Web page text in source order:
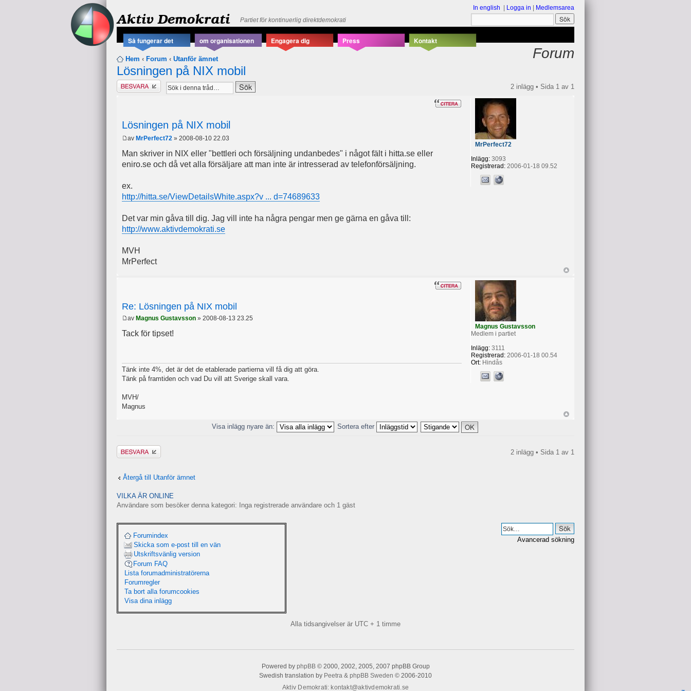
Aktiv Demokrati Partiet för kontinuerlig direktdemokrati
Medlemsarea
Logga in
In english
Så fungerar det om organisationen Engagera dig Press Kontakt
Forum
Hem ‹ Forum ‹ Utanför ämnet
Lösningen på NIX mobil
Besvara 2 inlägg • Sida 1 av 1
Lösningen på NIX mobil
av MrPerfect72 » 2008-08-10 22.03
Man skriver in NIX eller "bettleri och försäljning undanbedes" i något fält i hitta.se eller
eniro.se och då vet alla försäljare att man inte är intresserad av telefonförsäljning.
ex.
http://hitta.se/ViewDetailsWhite.aspx?v ... d=74689633
Det var min gåva till dig. Jag vill inte ha några pengar men ge gärna en gåva till:
http://www.aktivdemokrati.se
MVH
MrPerfect
MrPerfect72
Inlägg:3093
Registrerad:2006-01-18 09.52
Re: Lösningen på NIX mobil
av Magnus Gustavsson » 2008-08-13 23.25
Tack för tipset!
Tänk inte 4%, det är det de etablerade partierna vill få dig att göra.
Tänk på framtiden och vad Du vill att Sverige skall vara.
MVH/
Magnus
Magnus Gustavsson
Medlem i partiet
Inlägg:3111
Registrerad:2006-01-18 00.54
Ort:Hindås
Visa inlägg nyare än: Sortera efter
Besvara 2 inlägg • Sida 1 av 1
Återgå till Utanför ämnet
VILKA ÄR ONLINE
Användare som besöker denna kategori: Inga registrerade användare och 1 gäst
Avancerad sökning
Forumindex
Skicka som e-post till en vän
Utskriftsvänlig version
Forum FAQ
Lista forumadministratörerna
Forumregler
Ta bort alla forumcookies
Visa dina inlägg
Alla tidsangivelser är UTC + 1 timme
Powered by phpBB© 2000, 2002, 2005, 2007 phpBB Group
Swedish translation by Peetra & phpBB Sweden © 2006-2010
Aktiv Demokrati:kontakt@aktivdemokrati.se